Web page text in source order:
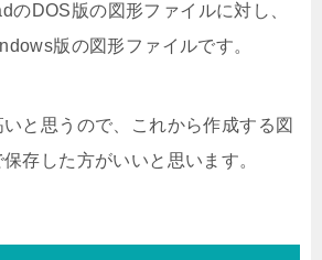
のDOS版の図形ファイルに対し、
版の図形ファイルです。
と思うので、これから作成する図
存した方がいいと思います。